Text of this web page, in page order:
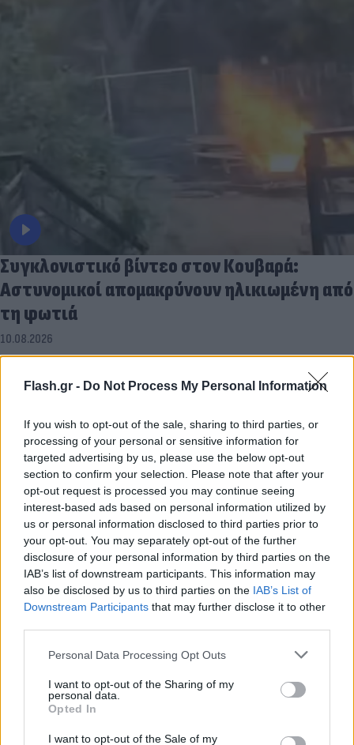
Flash.gr - Do Not Process My Personal Information
If you wish to opt-out of the sale, sharing to third parties, or
processing of your personal or sensitive information for
targeted advertising by us, please use the below opt-out
section to confirm your selection. Please note that after your
opt-out request is processed you may continue seeing
interest-based ads based on personal information utilized by
us or personal information disclosed to third parties prior to
your opt-out. You may separately opt-out of the further
disclosure of your personal information by third parties on the
IAB’s list of downstream participants. This information may
also be disclosed by us to third parties on the IAB’s List of
Downstream Participants that may further disclose it to other
Please note that this website/app uses one or more Google
not limited to your visit or usage behaviour. You may click to
grant or deny consent to Google and its third-party tags to
use your data for below specified purposes in below Google
consent section.
Personal Data Processing Opt Outs
I want to opt-out of the Sharing of my
personal data.
Opted In
I want to opt-out of the Sale of my
Συγκλονιστικό βίντεο στον Κουβαρά:
Αστυνομικοί απομακρύνουν ηλικιωμένη από
τη φωτιά
10.08.2026